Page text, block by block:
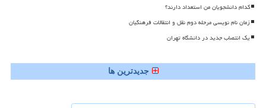
کدام دانشجویان من استعداد دارند؟
زمان نام نویسی مرحله دوم نقل و انتقالات فرهنگیان
یک انتصاب جدید در دانشگاه تهران
جدیدترین ها